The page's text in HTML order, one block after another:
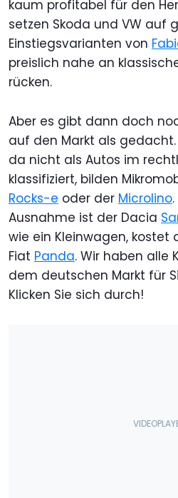
kaum profitabel für den
setzen Skoda und VW auf
Einstiegsvarianten von
preislich nahe an
rücken.
Aber es gibt dann doch
auf den Markt als gedacht.
da nicht als Autos im
klassifiziert, bilden
Rocks-e oder der Microlino
Ausnahme ist der Dacia
wie ein Kleinwagen, kostet
Fiat Panda. Wir haben alle
dem deutschen Markt für
Klicken Sie sich durch!